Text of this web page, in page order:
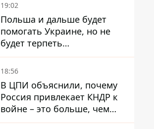
19:02
Польша и дальше будет
помогать Украине, но не
будет терпеть
"бандеровскую символику" -
Навроцкий
18:56
В ЦПИ объяснили, почему
Россия привлекает КНДР к
войне – это больше, чем
ракеты